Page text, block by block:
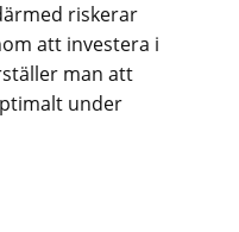
riskerar
att investera i
man att
under